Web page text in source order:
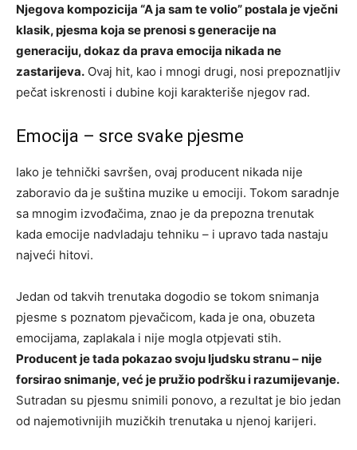
Njegova kompozicija “A ja sam te volio” postala je vječni
klasik, pjesma koja se prenosi s generacije na
generaciju, dokaz da prava emocija nikada ne
zastarijeva. Ovaj hit, kao i mnogi drugi, nosi prepoznatljiv
pečat iskrenosti i dubine koji karakteriše njegov rad.
Emocija – srce svake pjesme
Iako je tehnički savršen, ovaj producent nikada nije
zaboravio da je suština muzike u emociji. Tokom saradnje
sa mnogim izvođačima, znao je da prepozna trenutak
kada emocije nadvladaju tehniku – i upravo tada nastaju
najveći hitovi.
Jedan od takvih trenutaka dogodio se tokom snimanja
pjesme s poznatom pjevačicom, kada je ona, obuzeta
emocijama, zaplakala i nije mogla otpjevati stih.
Producent je tada pokazao svoju ljudsku stranu – nije
forsirao snimanje, već je pružio podršku i razumijevanje.
Sutradan su pjesmu snimili ponovo, a rezultat je bio jedan
od najemotivnijih muzičkih trenutaka u njenoj karijeri.